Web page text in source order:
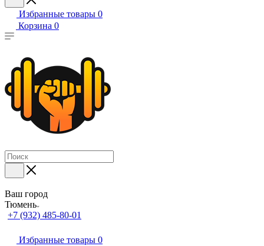
Избранные товары 0
Корзина 0
Ваш город
Тюмень
+7 (932) 485-80-01
Избранные товары 0